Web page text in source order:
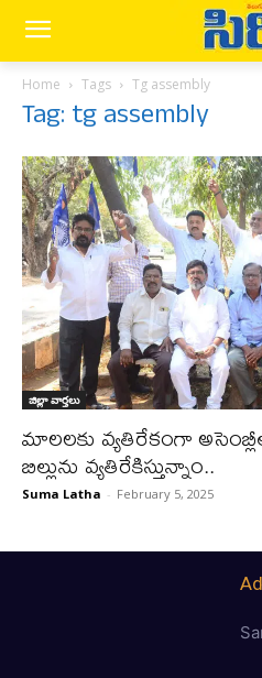
Home Tags Tg assembly
Tag: tg assembly
జిల్లా వార్త‌లు
మాలలకు వ్యతిరేకంగా
బిల్లును వ్యతిరేకిస్తున్నాం..
Suma Latha - February 5, 2025